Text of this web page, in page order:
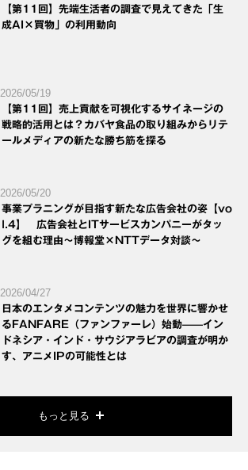
【第11回】先端生活者の調査で見えてきた「生
成AI×買物」の利用動向
2026/05/19
【第11回】売上貢献を可視化するサイネージの
戦略的活用とは？カバヤ食品の取り組みからリテ
ールメディアの新たな勝ち筋を探る
2026/05/20
事業プラニングが目指す新たな広告会社の姿【vo
l.4】 広告会社とITサービスカンパニーがタッ
グを組む理由～博報堂×NTTデータ対談～
2026/04/27
日本のエンタメコンテンツの魅力を世界に響かせ
るFANFARE（ファンファーレ）始動——イン
ドネシア・インド・サウジアラビアの調査が明か
す、アニメIPの可能性とは
もっと見る